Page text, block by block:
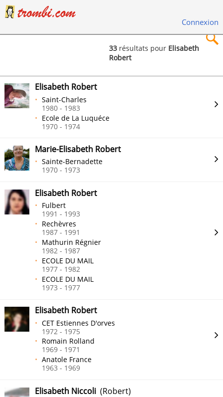
Connexion
Rechercher
33 résultats pour Elisabeth
Robert
Elisabeth Robert
Saint-Charles
1980 - 1983
Ecole de La Luquéce
1970 - 1974
Marie-Elisabeth Robert
Sainte-Bernadette
1970 - 1973
Elisabeth Robert
Fulbert
1991 - 1993
Rechèvres
1987 - 1991
Mathurin Régnier
1982 - 1987
ECOLE DU MAIL
1977 - 1982
ECOLE DU MAIL
1973 - 1977
Elisabeth Robert
CET Estiennes D'orves
1972 - 1975
Romain Rolland
1969 - 1971
Anatole France
1963 - 1969
Elisabeth Niccoli (Robert)